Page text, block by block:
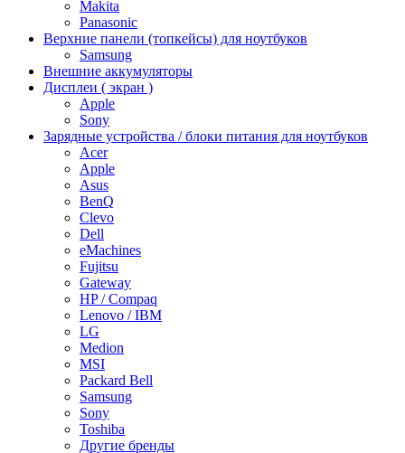
Makita
Panasonic
Верхние панели (топкейсы) для ноутбуков
Samsung
Внешние аккумуляторы
Дисплеи ( экран )
Apple
Sony
Зарядные устройства / блоки питания для ноутбуков
Acer
Apple
Asus
BenQ
Clevo
Dell
eMachines
Fujitsu
Gateway
HP / Compaq
Lenovo / IBM
LG
Medion
MSI
Packard Bell
Samsung
Sony
Toshiba
Другие бренды